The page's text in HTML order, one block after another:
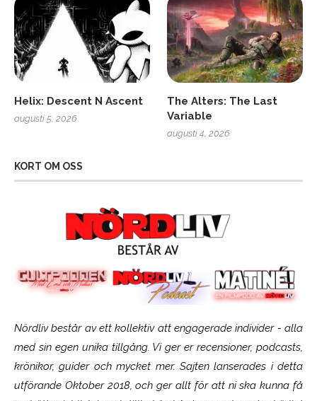
Helix: Descent N Ascent
augusti 5, 2026
The Alters: The Last
Variable
augusti 4, 2026
KORT OM OSS
Nördliv består av ett kollektiv att engagerade individer - alla
med sin egen unika tillgång. Vi ger er recensioner, podcasts,
krönikor, guider och mycket mer. Sajten lanserades i detta
utförande Oktober 2018, och ger allt för att ni ska kunna få